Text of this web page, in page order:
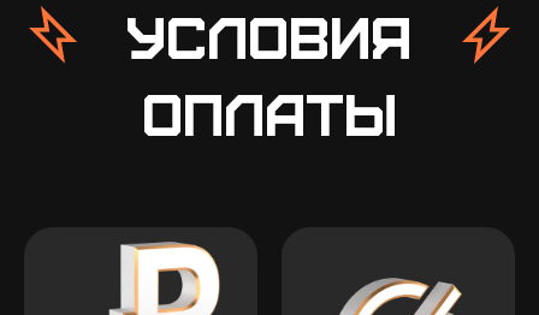
условия
оплаты